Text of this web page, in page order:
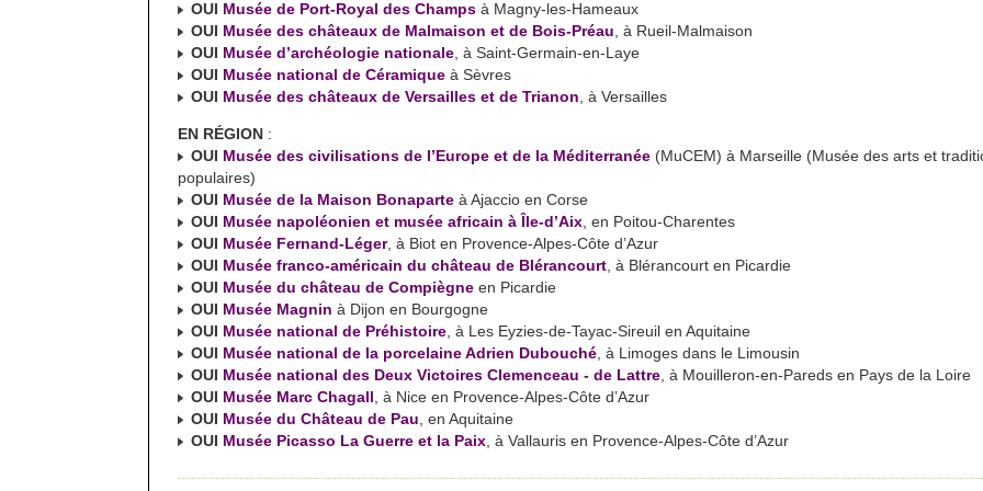
OUI Musée de Port-Royal des Champs à Magny-les-Hameaux
OUI Musée des châteaux de Malmaison et de Bois-Préau , à Rueil-Malmaison
OUI Musée d’archéologie nationale , à Saint-Germain-en-Laye
OUI Musée national de Céramique à Sèvres
OUI Musée des châteaux de Versailles et de Trianon , à Versailles
EN RÉGION :
OUI Musée des civilisations de l’Europe et de la Méditerranée (MuCEM) à Marseille (Musée des arts et
populaires)
OUI Musée de la Maison Bonaparte à Ajaccio en Corse
OUI Musée napoléonien et musée africain à Île-d’Aix , en Poitou-Charentes
OUI Musée Fernand-Léger, à Biot en Provence-Alpes-Côte d’Azur
OUI Musée franco-américain du château de Blérancourt , à Blérancourt en Picardie
OUI Musée du château de Compiègne en Picardie
OUI Musée Magnin à Dijon en Bourgogne
OUI Musée national de Préhistoire , à Les Eyzies-de-Tayac-Sireuil en Aquitaine
OUI Musée national de la porcelaine Adrien Dubouché , à Limoges dans le Limousin
OUI Musée national des Deux Victoires Clemenceau - de Lattre , à Mouilleron-en-Pareds en Pays de la Loire
OUI Musée Marc Chagall , à Nice en Provence-Alpes-Côte d’Azur
OUI Musée du Château de Pau , en Aquitaine
OUI Musée Picasso La Guerre et la Paix , à Vallauris en Provence-Alpes-Côte d’Azur